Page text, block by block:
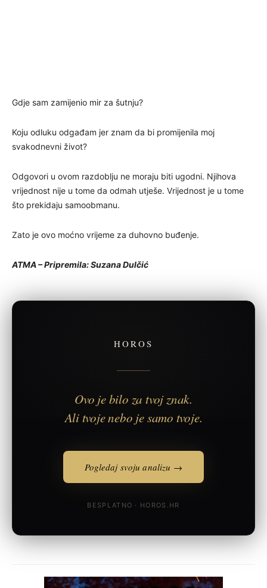
Gdje sam zamijenio mir za šutnju?
Koju odluku odgađam jer znam da bi promijenila moj
svakodnevni život?
Odgovori u ovom razdoblju ne moraju biti ugodni. Njihova
vrijednost nije u tome da odmah utješe. Vrijednost je u tome
što prekidaju samoobmanu.
Zato je ovo moćno vrijeme za duhovno buđenje.
ATMA – Pripremila: Suzana Dulčić
HOROS
Ovo je bilo za tvoj znak.
Ali tvoje nebo je samo tvoje.
Pogledaj svoju analizu →
BESPLATNO · HOROS.HR